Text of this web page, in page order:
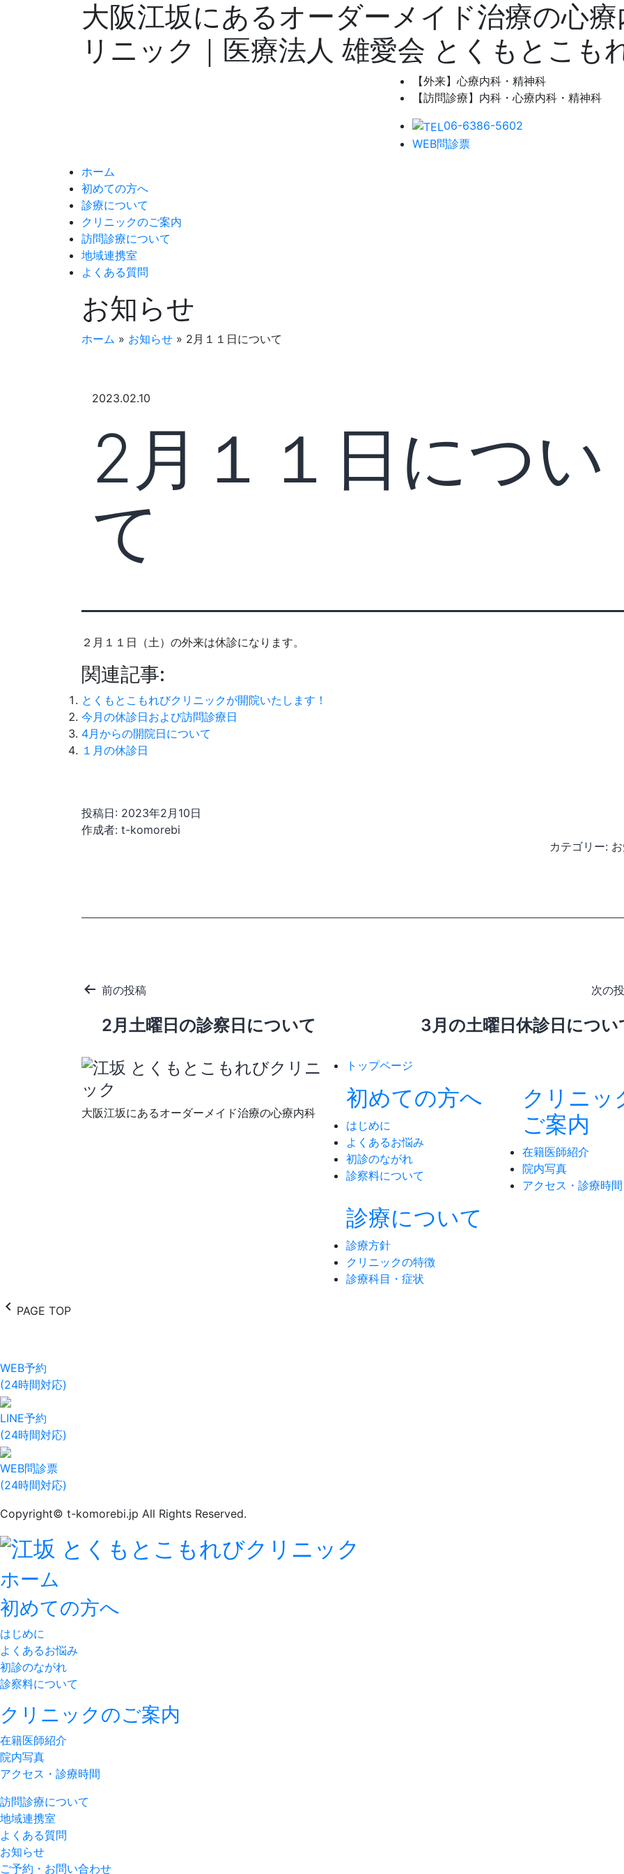
大阪江坂にあるオーダーメイド治療の心
リニック｜医療法人 雄愛会 とくもとこも
【外来】心療内科・精神科
【訪問診療】内科・心療内科・精神科
06-6386-5602
WEB問診票
ホーム
初めての方へ
診療について
クリニックのご案内
訪問診療について
地域連携室
よくある質問
お知らせ
ホーム » お知らせ » 2月１１日について
2023.02.10
2月１１日につい
て
２月１１日（土）の外来は休診になります。
関連記事:
とくもとこもれびクリニックが開院いたします！
今月の休診日および訪問診療日
4月からの開院日について
１月の休診日
投稿日: 2023年2月10日
作成者: t-komorebi
カテゴリー:
投
稿
ビ
ゲ
ー
前の投稿
2月土曜日の診察日について
次の
3月の土曜日休診日につい
大阪江坂にあるオーダーメイド治療の心療内科
トップページ
初めての方へ
はじめに
よくあるお悩み
初診のながれ
診察料について
クリニッ
ご案内
在籍医師紹介
院内写真
アクセス・診療時間
診療について
診療方針
クリニックの特徴
診療科目・症状
chevron_left PAGE TOP
WEB予約
(24時間対応)
LINE予約
(24時間対応)
WEB問診票
(24時間対応)
Copyright© t-komorebi.jp All Rights Reserved.
ホーム
初めての方へ
はじめに
よくあるお悩み
初診のながれ
診察料について
クリニックのご案内
在籍医師紹介
院内写真
アクセス・診療時間
訪問診療について
地域連携室
よくある質問
お知らせ
ご予約・お問い合わせ